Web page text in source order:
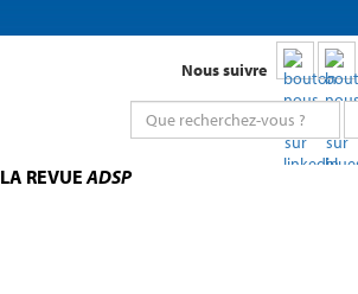
Nous suivre
LA REVUEADSP